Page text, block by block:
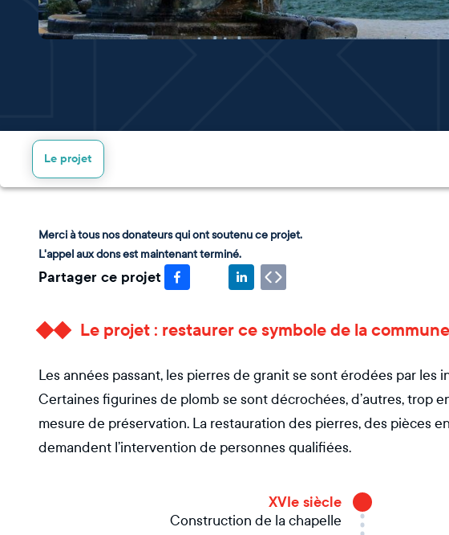
Le projet
Merci à tous nos donateurs qui ont soutenu ce projet.
L'appel aux dons est maintenant terminé.
Partager ce projet
Le projet : restaurer ce symbole de la
Les années passant, les pierres de granit se sont érodées par les
Certaines figurines de plomb se sont décrochées, d’autres, trop
mesure de préservation. La restauration des pierres, des pièces
demandent l’intervention de personnes qualifiées.
XVIe siècle
Construction de la chapelle